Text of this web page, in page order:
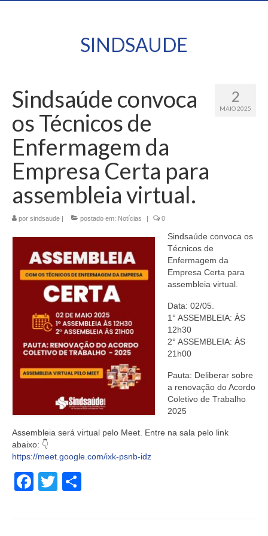
SINDSAUDE
2
MAIO 2025
Sindsaúde convoca
os Técnicos de
Enfermagem da
Empresa Certa para
assembleia virtual.
por sindsaude | postado em: Notícias | 0
Sindsaúde convoca os
Técnicos de
Enfermagem da
Empresa Certa para
assembleia virtual.
Data: 02/05.
1° ASSEMBLEIA: ÀS
12h30
2° ASSEMBLEIA: ÀS
21h00
Pauta: Deliberar sobre
a renovação do Acordo
Coletivo de Trabalho
2025
Assembleia será virtual pelo Meet. Entre na sala pelo link
abaixo: 👇
https://meet.google.com/ixk-psnb-idz
Facebook
Twitter